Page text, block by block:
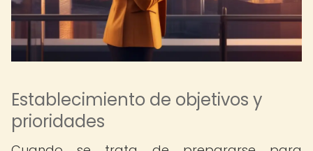
Establecimiento de objetivos y
prioridades